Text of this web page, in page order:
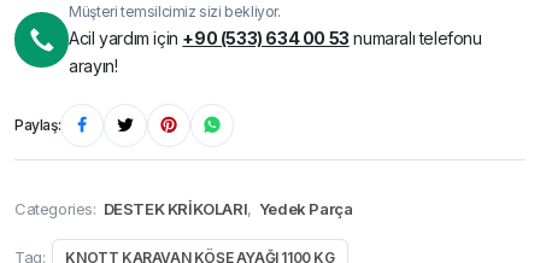
Müşteri temsilcimiz sizi bekliyor.
Acil yardım için +90 (533) 634 00 53 numaralı telefonu
arayın!
Paylaş:
Categories: DESTEK KRİKOLARI, Yedek Parça
Tag: KNOTT KARAVAN KÖŞE AYAĞI 1100 KG